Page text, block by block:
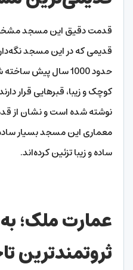
قدمت دقیق این مسجد
قدیمی که در این مسجد
حدود 1000 سال پیش
کوچک و زیبا، قبرهایی قرار
نوشته شده است و نشان از
معماری این مسجد بسیار
ساده و زیبا تزئین کرده‌اند.
عمارت ملک؛
ثروتمندترین